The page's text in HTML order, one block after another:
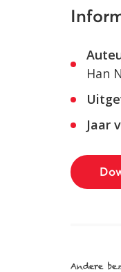
Han
Jaar
Andere